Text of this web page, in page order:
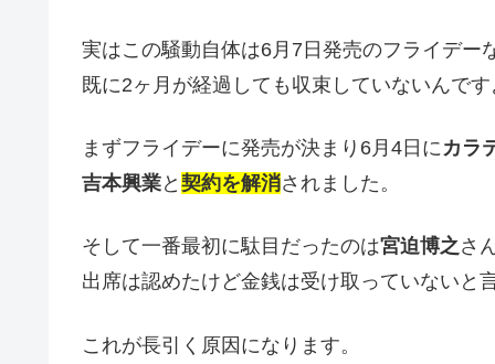
実はこの騒動自体は6月7日発売のフライデー
既に2ヶ月が経過しても収束していないんです
まずフライデーに発売が決まり6月4日にカラ
吉本興業と 契約を解消されました。
そして一番最初に駄目だったのは宮迫博之さ
出席は認めたけど金銭は受け取っていないと
これが長引く原因になります。